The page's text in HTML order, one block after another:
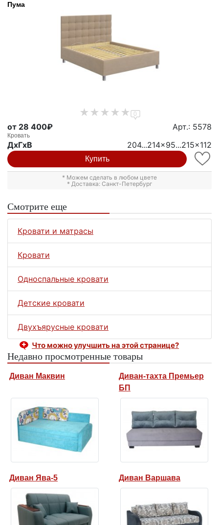
Пума
0
от 28 400₽ Арт.: 5578
Кровать
ДxГxВ 204...214x95...215x112
Купить
* Можем сделать в любом цвете
* Доставка: Санкт-Петербург
Смотрите еще
Кровати и матрасы
Кровати
Односпальные кровати
Детские кровати
Двухъярусные кровати
Что можно улучшить на этой странице?
Недавно просмотренные товары
Диван Маквин
Диван-тахта Премьер
БП
Диван Ява-5 Диван Варшава